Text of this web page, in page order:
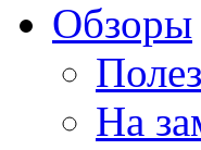
Обзоры
На